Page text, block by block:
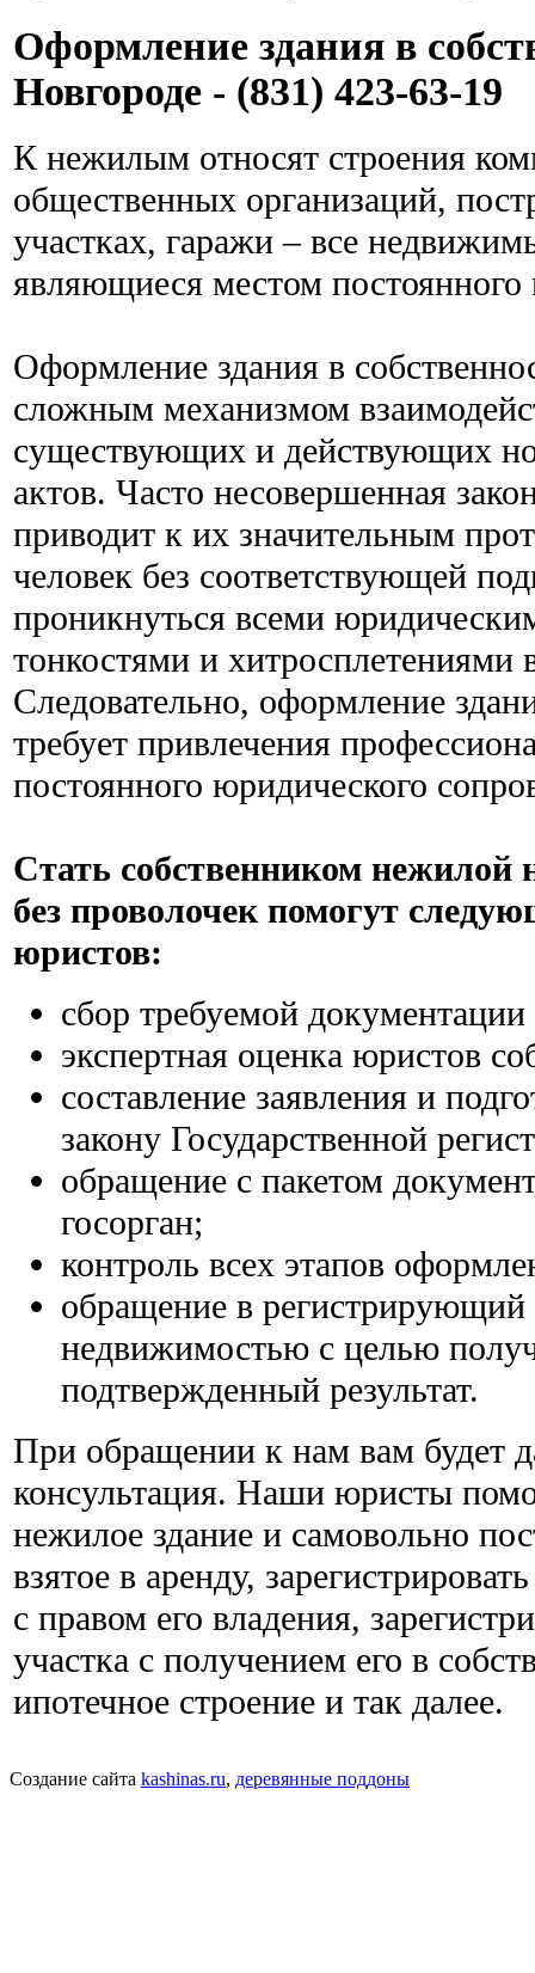
Оформление здания в
Новгороде - (831) 423-63-19
К нежилым относят строения
общественных организаций,
участках, гаражи – все
являющиеся местом
Оформление здания в
сложным механизмом
существующих и действующих
актов. Часто несовершенная
приводит к их значительным
человек без соответствующей
проникнуться всеми
тонкостями и хитросплетениями
Следовательно, оформление
требует привлечения
постоянного юридического
Стать собственником нежилой
без проволочек помогут
юристов:
сбор требуемой
экспертная оценка юристов
составление заявления и
закону Государственной
обращение с пакетом
госорган;
контроль всех этапов
обращение в регистрирующий
недвижимостью с целью
подтвержденный результат.
При обращении к нам вам будет
консультация. Наши юристы
нежилое здание и самовольно
взятое в аренду,
с правом его владения,
участка с получением его в
ипотечное строение и так далее.
Создание сайта kashinas.ru, деревянные поддоны